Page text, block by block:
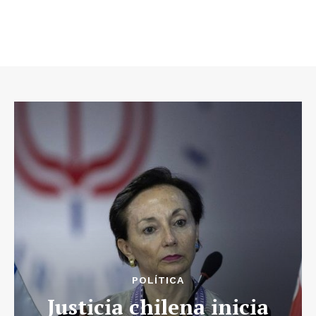
POLÍTICA
Justicia chilena inicia